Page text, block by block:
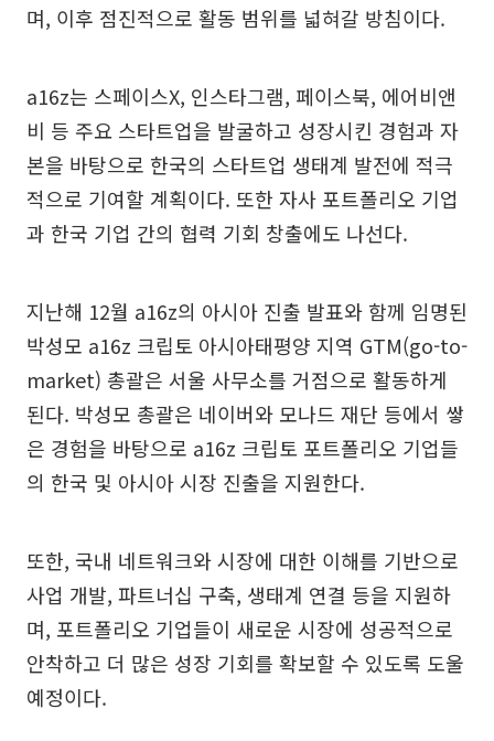
며, 이후 점진적으로 활동 범위를 넓혀갈 방침이다.
a16z는 스페이스X, 인스타그램, 페이스북, 에어비앤
비 등 주요 스타트업을 발굴하고 성장시킨 경험과 자
본을 바탕으로 한국의 스타트업 생태계 발전에 적극
적으로 기여할 계획이다. 또한 자사 포트폴리오 기업
과 한국 기업 간의 협력 기회 창출에도 나선다.
지난해 12월 a16z의 아시아 진출 발표와 함께 임명된
박성모 a16z 크립토 아시아태평양 지역 GTM(go-to-
market) 총괄은 서울 사무소를 거점으로 활동하게
된다. 박성모 총괄은 네이버와 모나드 재단 등에서 쌓
은 경험을 바탕으로 a16z 크립토 포트폴리오 기업들
의 한국 및 아시아 시장 진출을 지원한다.
또한, 국내 네트워크와 시장에 대한 이해를 기반으로
사업 개발, 파트너십 구축, 생태계 연결 등을 지원하
며, 포트폴리오 기업들이 새로운 시장에 성공적으로
안착하고 더 많은 성장 기회를 확보할 수 있도록 도울
예정이다.